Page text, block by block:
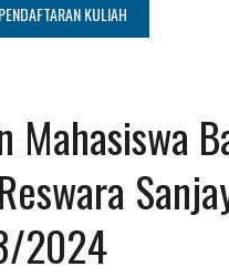
KULIAH
Mahasiswa
2024